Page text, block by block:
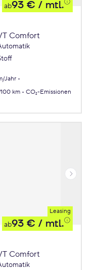
ab93 € / mtl.
Comfort
Jahr
km
CO₂-Emissionen
Leasing
ab93 € / mtl.
Comfort